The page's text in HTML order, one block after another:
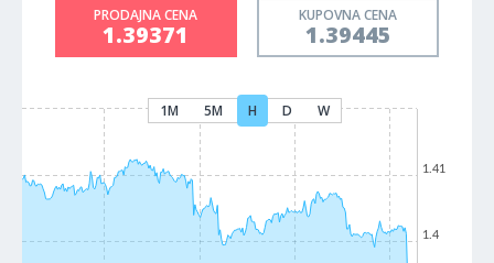
PRODAJNA CENA
1.39371
KUPOVNA CENA
1.39445
1M 5M H D W
1.4
1.41